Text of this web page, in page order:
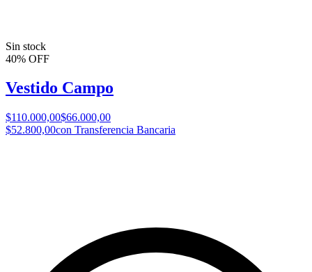
Sin stock
40% OFF
Vestido Campo
$110.000,00$66.000,00
$52.800,00con Transferencia Bancaria